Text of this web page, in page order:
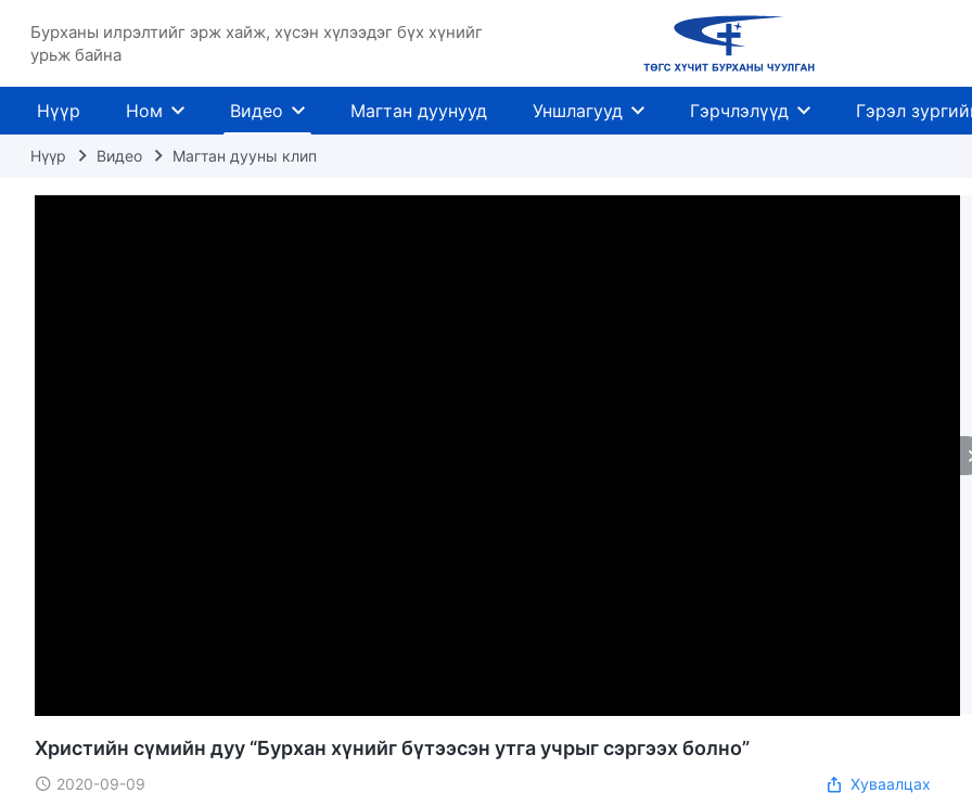
Бурханы илрэлтийг эрж хайж, хүсэн хүлээдэг бүх хүнийг
урьж байна
Нүүр Ном Видео Магтан дуунууд Уншлагууд Гэрчлэлүүд Гэрэл
Нүүр Видео Магтан дууны клип
Христийн сүмийн дуу “Бурхан хүнийг бүтээсэн утга учрыг сэргээх болно”
2020-09-09 Хуваалцах